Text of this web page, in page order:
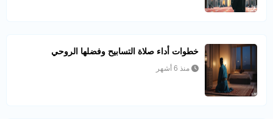
خطوات أداء صلاة التسابيح وفضلها الروحي
منذ 6 أشهر